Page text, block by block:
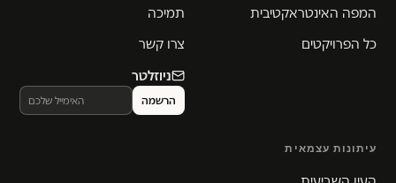
המפה האינטראקטיבית
כל הפרויקטים
תמיכה
צרו קשר
ניוזלטר
עיתונות עצמאית